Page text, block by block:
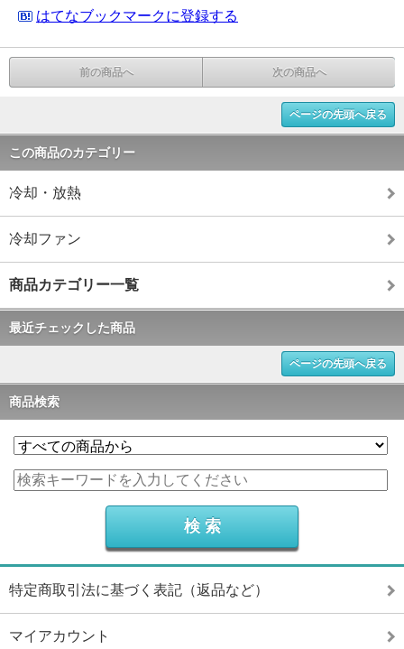
はてなブックマークに登録する
前の商品へ 次の商品へ
ページの先頭へ戻る
この商品のカテゴリー
冷却・放熱
冷却ファン
商品カテゴリー一覧
最近チェックした商品
ページの先頭へ戻る
商品検索
特定商取引法に基づく表記（返品など）
マイアカウント